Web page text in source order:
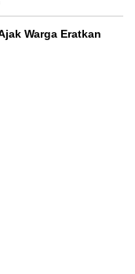
Warga Eratkan